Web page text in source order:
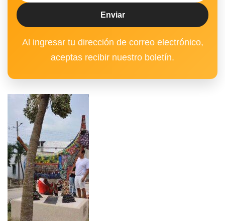
Al ingresar tu dirección de correo electrónico,
aceptas recibir nuestro boletín.